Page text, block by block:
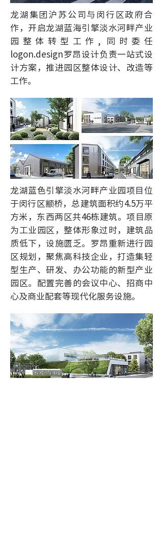
龙湖集团沪苏公司与闵行区政府合
作，开启龙湖蓝海引擎淡水河畔产业
园整体转型工作, 同时委任
logon.design罗昂设计负责一站式设
计方案，推进园区整体设计、改造等
工作。
龙湖蓝色引擎淡水河畔产业园项目位
于闵行区颛桥，总建筑面积约4.5万平
方米，东西两区共46栋建筑。项目原
为工业园区，整体形象过时，建筑品
质低下，设施匮乏。罗昂重新进行园
区规划，聚焦高科技企业，打造集轻
型生产、研发、办公功能的新型产业
园区。配置完善的会议中心、招商中
心及商业配套等现代化服务设施。